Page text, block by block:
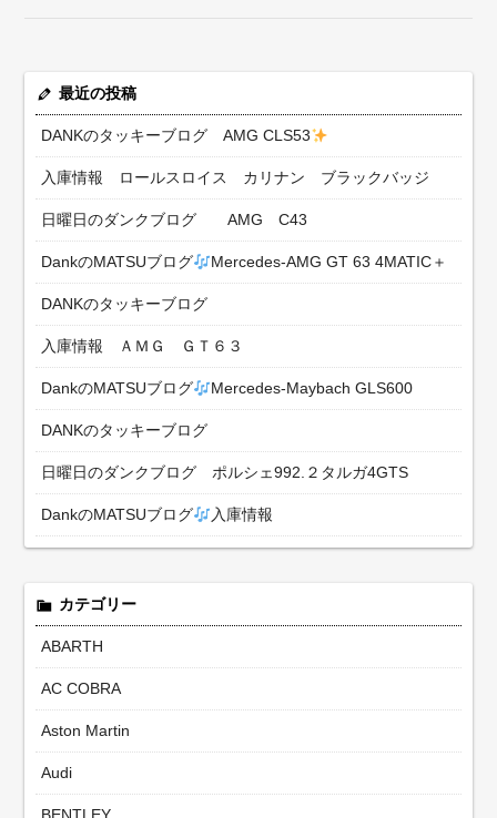
最近の投稿
DANKのタッキーブログ AMG CLS53
入庫情報 ロールスロイス カリナン ブラックバッジ
日曜日のダンクブログ AMG C43
DankのMATSUブログ Mercedes-AMG GT 63 4MATIC＋
DANKのタッキーブログ
入庫情報 ＡＭＧ ＧＴ６３
DankのMATSUブログ Mercedes-Maybach GLS600
DANKのタッキーブログ
日曜日のダンクブログ ポルシェ992.２タルガ4GTS
DankのMATSUブログ 入庫情報
カテゴリー
ABARTH
AC COBRA
Aston Martin
Audi